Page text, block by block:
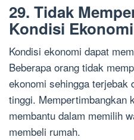
29. Tidak
Kondisi Ekonomi
Kondisi ekonomi dapat
Beberapa orang tidak
ekonomi sehingga terjebak
tinggi. Mempertimbangkan
membantu dalam memilih
membeli rumah.